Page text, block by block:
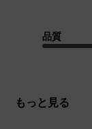
品質
もっと見る